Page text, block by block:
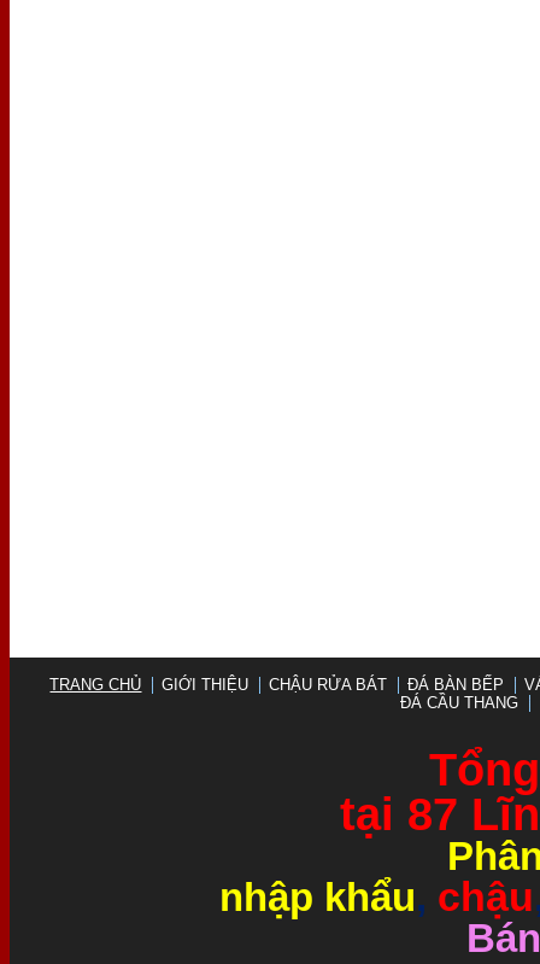
TRANG CHỦ GIỚI THIỆU CHẬU RỬA BÁT ĐÁ BÀN BẾP
ĐÁ CẦU THANG
tại 87
nhập khẩu, chậu